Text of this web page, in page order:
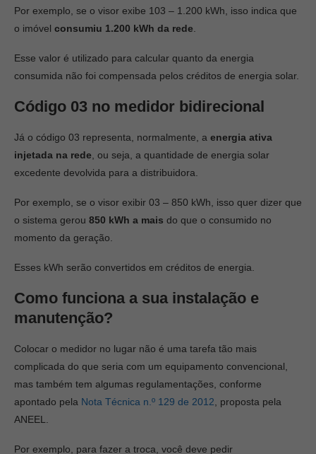
Por exemplo, se o visor exibe 103 – 1.200 kWh, isso indica que
o imóvel consumiu 1.200 kWh da rede
Esse valor é utilizado para calcular quanto da energia
consumida não foi compensada pelos créditos de energia solar.
Código 03 no medidor bidirecional
Já o código 03 representa, normalmente, a energia ativa
injetada na rede , ou seja, a quantidade de energia solar
excedente devolvida para a distribuidora.
Por exemplo, se o visor exibir 03 – 850 kWh, isso quer dizer que
o sistema gerou 850 kWh a mais do que o consumido no
momento da geração.
Esses kWh serão convertidos em créditos de energia.
Como funciona a sua instalação e
manutenção?
Colocar o medidor no lugar não é uma tarefa tão mais
complicada do que seria com um equipamento convencional,
mas também tem algumas regulamentações, conforme
apontado pela Nota Técnica n.º 129 de 2012 , proposta pela
ANEEL.
Por exemplo, para fazer a troca, você deve pedir